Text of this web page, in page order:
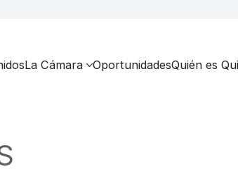
La Cámara OportunidadesQuién es